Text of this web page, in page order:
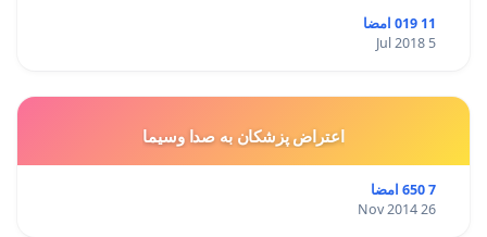
11 019 امضا
5 Jul 2018
اعتراض پزشكان به صدا وسيما
7 650 امضا
26 Nov 2014